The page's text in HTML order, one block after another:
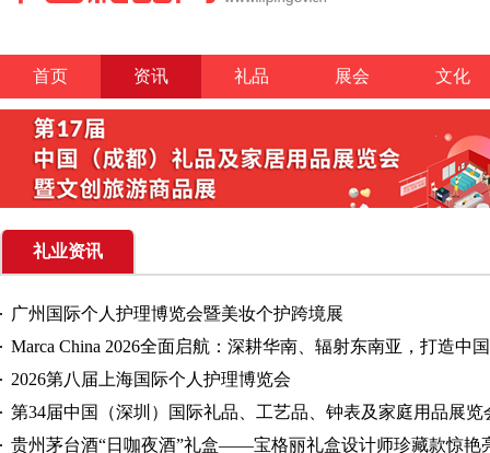
首页 资讯 礼品 展会 文化
礼业资讯
广州国际个人护理博览会暨美妆个护跨境展
Marca China 2026全面启航：深耕华南、辐射东南亚，打造中
2026第八届上海国际个人护理博览会
第34届中国（深圳）国际礼品、工艺品、钟表及家庭用品展览
贵州茅台酒“日咖夜酒”礼盒——宝格丽礼盒设计师珍藏款惊艳